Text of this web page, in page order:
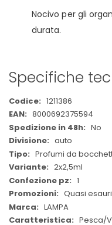
Nocivo per gli
durata.
Specifiche
Maggiori
Informazioni
1211386
8000692375594
No
auto
Profumi da
2x2,5ml
1
Quasi
LAMPA
Pesca/